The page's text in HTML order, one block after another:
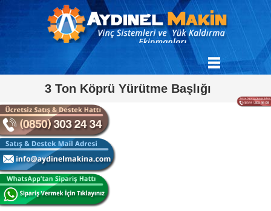
3 Ton Köprü Yürütme Başlığı